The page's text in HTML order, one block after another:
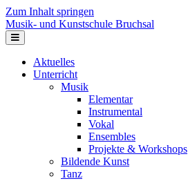
Zum Inhalt springen
Musik- und Kunstschule Bruchsal
Navigation
Aktuelles
Unterricht
Musik
Elementar
Instrumental
Vokal
Ensembles
Projekte & Workshops
Bildende Kunst
Tanz